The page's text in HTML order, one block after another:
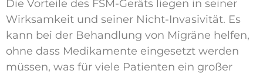
Die Vorteile des FSM-Geräts liegen in seiner
Wirksamkeit und seiner Nicht-Invasivität. Es
kann bei der Behandlung von Migräne helfen,
ohne dass Medikamente eingesetzt werden
müssen, was für viele Patienten ein großer